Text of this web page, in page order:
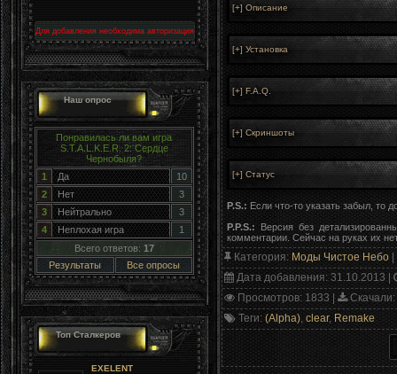
Для добавления необходима авторизация
Наш опрос
Понравилась ли вам игра
S.T.A.L.K.E.R. 2: Сердце
Чернобыля?
1
Да
10
2
Нет
3
3
Нейтрально
3
4
Неплохая игра
1
Всего ответов: 17
Результаты
Все опросы
Топ Сталкеров
EXELENT
P.S.: Если что-то указать забыл, то
P.P.S.: Версия без
комментарии. Сейчас на руках их
Категория: Моды Чистое Небо |
Дата добавления: 31.10.2013 |
Просмотров: 1833 | Скачали
Теги: (Alpha) clear, Remake